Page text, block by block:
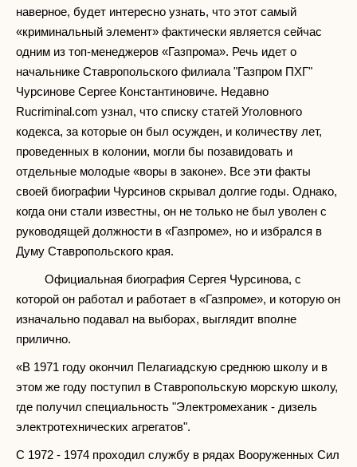
наверное, будет интересно узнать, что этот самый
«криминальный элемент» фактически является сейчас
одним из топ-менеджеров «Газпрома». Речь идет о
начальнике Ставропольского филиала "Газпром ПХГ"
Чурсинове Сергее Константиновиче. Недавно
Rucriminal.com узнал, что списку статей Уголовного
кодекса, за которые он был осужден, и количеству лет,
проведенных в колонии, могли бы позавидовать и
отдельные молодые «воры в законе». Все эти факты
своей биографии Чурсинов скрывал долгие годы. Однако,
когда они стали известны, он не только не был уволен с
руководящей должности в «Газпроме», но и избрался в
Думу Ставропольского края.
Официальная биография Сергея Чурсинова, с
которой он работал и работает в «Газпроме», и которую он
изначально подавал на выборах, выглядит вполне
прилично.
«В 1971 году окончил Пелагиадскую среднюю школу и в
этом же году поступил в Ставропольскую морскую школу,
где получил специальность "Электромеханик - дизель
электротехнических агрегатов".
С 1972 - 1974 проходил службу в рядах Вооруженных Сил